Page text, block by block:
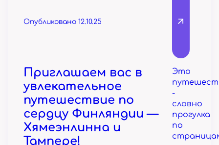
Опубликовано 12.10.25
Приглашаем вас в
увлекательное
путешествие по
сердцу Финляндии —
Хямеэнлинна и
Тампере!
Это
-
словно
прогулка
по